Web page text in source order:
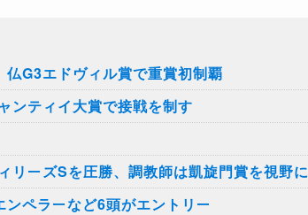
G3エドヴィル賞で重賞初制覇
ンティイ大賞で接戦を制す
リーズSを圧勝、調教師は凱旋門賞を視野に
ペラーなど6頭がエントリー